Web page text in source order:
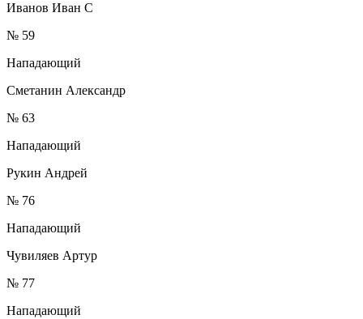
Иванов Иван С
№ 59
Нападающий
Сметанин Александр
№ 63
Нападающий
Рукин Андрей
№ 76
Нападающий
Чувиляев Артур
№ 77
Нападающий